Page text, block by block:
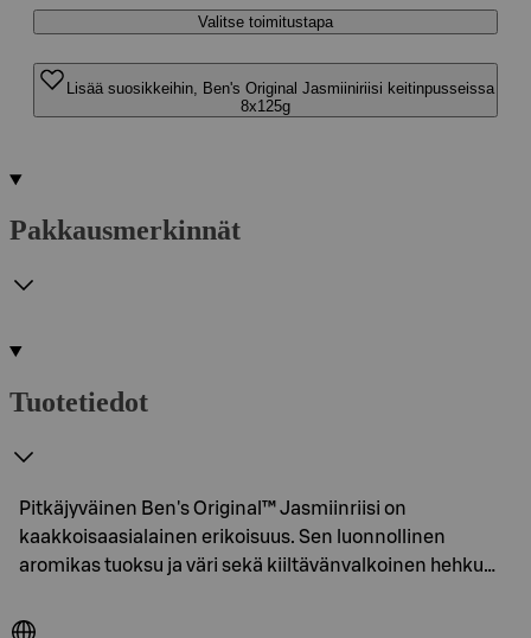
Valitse toimitustapa
Lisää suosikkeihin, Ben's Original Jasmiiniriisi keitinpusseissa
8x125g
Pakkausmerkinnät
Tuotetiedot
Pitkäjyväinen Ben's Original™ Jasmiinriisi on
kaakkoisaasialainen erikoisuus. Sen luonnollinen
aromikas tuoksu ja väri sekä kiiltävänvalkoinen hehku…